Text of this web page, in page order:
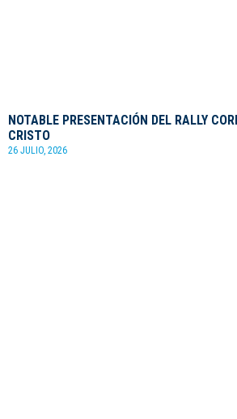
NOTABLE PRESENTACIÓN DEL RALLY
CRISTO
26 JULIO, 2026